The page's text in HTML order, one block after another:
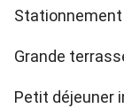
Stationnement
Grande
Petit déjeuner